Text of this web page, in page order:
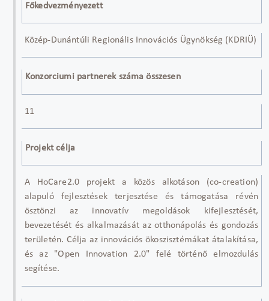
Főkedvezményezett
Közép-Dunántúli Regionális Innovációs Ügynökség (KDRIÜ)
Konzorciumi partnerek száma összesen
11
Projekt célja
A HoCare2.0 projekt a közös alkotáson (co-creation)
alapuló fejlesztések terjesztése és támogatása révén
ösztönzi az innovatív megoldások kifejlesztését,
bevezetését és alkalmazását az otthonápolás és gondozás
területén. Célja az innovációs ökoszisztémákat átalakítása,
és az "Open Innovation 2.0" felé történő elmozdulás
segítése.